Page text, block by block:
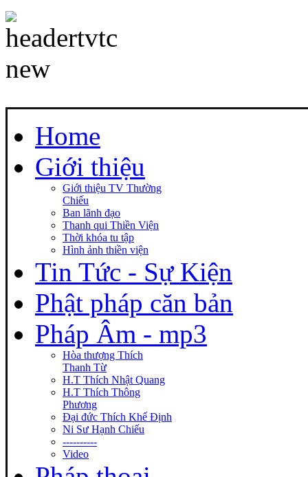
Home
Giới thiệu
Giới thiệu TV Thường
Chiếu
Ban lãnh đạo
Thanh qui Thiền Viện
Thời khóa tu tập
Hình ảnh thiền viện
Tin Tức - Sự Kiện
Phật pháp căn bản
Pháp Âm - mp3
Hòa thượng Thích
Thanh Từ
H.T Thích Nhật Quang
H.T Thích Thông
Phương
Đại đức Thích Khế Định
Ni Sư Hạnh Chiếu
----------
Video